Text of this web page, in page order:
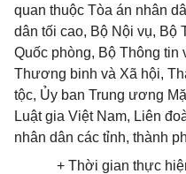
quan thuộc Tòa án nhân
dân tối cao, Bộ Nội vụ, Bộ
Quốc phòng, Bộ Thông tin
Thương binh và Xã hội,
tộc, Ủy ban Trung ương
Luật gia Việt Nam, Liên
nhân dân các tỉnh, thành
+ Thời gian thực